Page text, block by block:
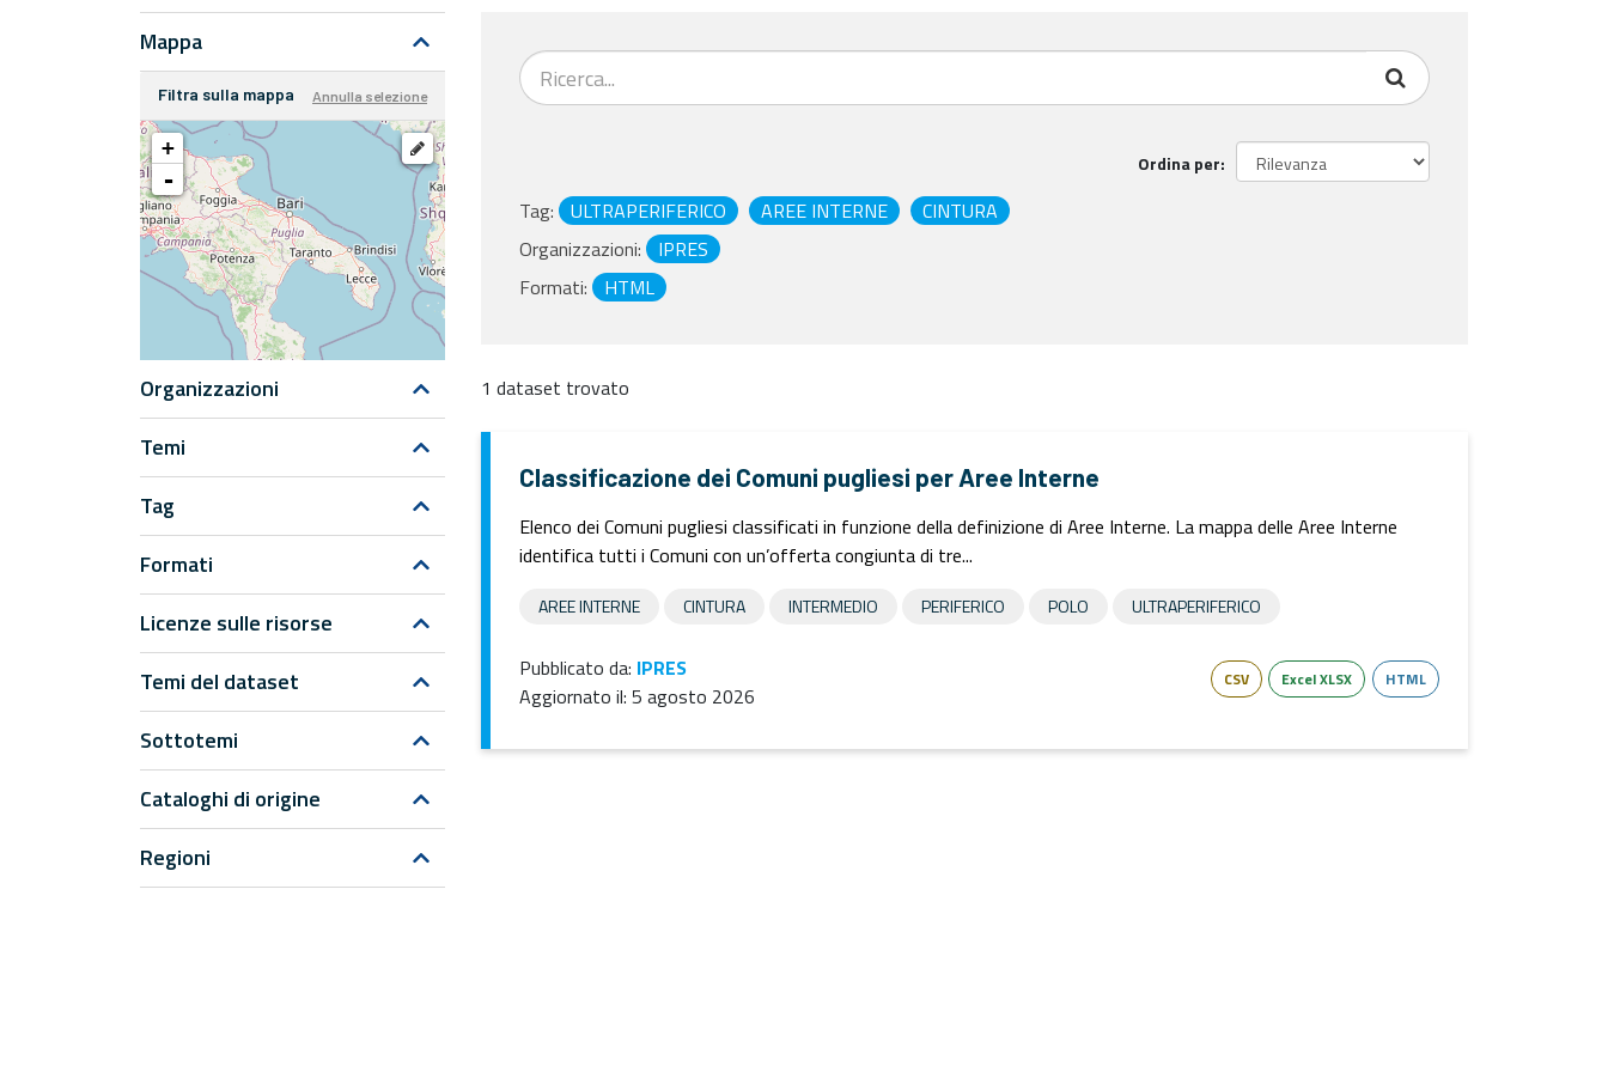
Mappa
Filtra sulla mappa Annulla selezione
+
-
Organizzazioni
Temi
Tag
Formati
Licenze sulle risorse
Temi del dataset
Sottotemi
Cataloghi di origine
Regioni
Ordina per
Tag: ULTRAPERIFERICO AREE INTERNE
CINTURA
Organizzazioni:
IPRES
Formati:
HTML
1 dataset trovato
Classificazione dei Comuni pugliesi per Aree Interne
Elenco dei Comuni pugliesi classificati in funzione della definizione di Aree Interne. La mappa delle Aree Interne
identifica tutti i Comuni con un’offerta congiunta di tre...
AREE INTERNE CINTURA INTERMEDIO PERIFERICO POLO ULTRAPERIFERICO
Pubblicato da: IPRES
Aggiornato il: 5 agosto 2026
CSV Excel XLSX HTML